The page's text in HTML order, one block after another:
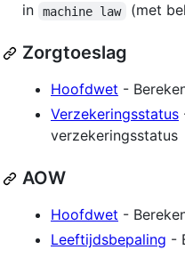
in
machine law (met
Zorgtoeslag
Hoofdwet -
Verzekeringsstatus
verzekeringsstatus
AOW
Hoofdwet -
Leeftijdsbepaling -